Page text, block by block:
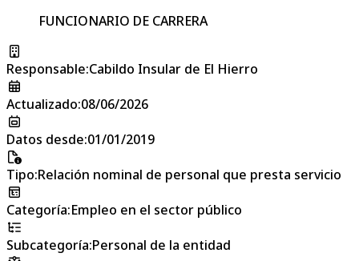
FUNCIONARIO DE CARRERA
Responsable:Cabildo Insular de El Hierro
Actualizado:08/06/2026
Datos desde:01/01/2019
Tipo:Relación nominal de personal que presta servicio
Categoría:Empleo en el sector público
Subcategoría:Personal de la entidad